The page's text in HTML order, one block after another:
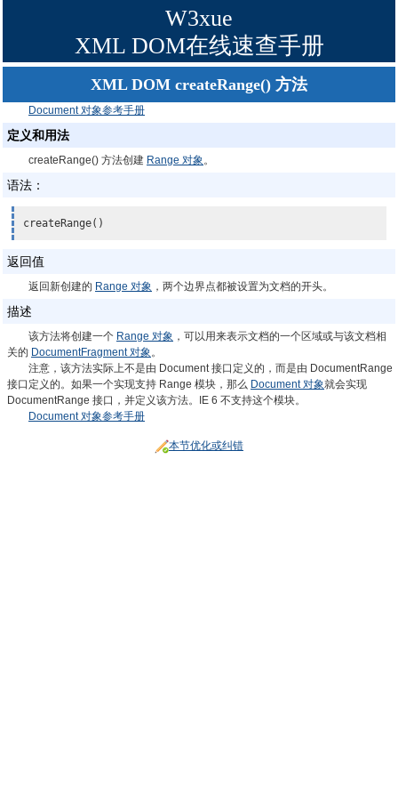
W3xue
XML DOM在线速查手册
XML DOM createRange() 方法
Document 对象参考手册
定义和用法
createRange() 方法创建 Range 对象。
语法：
createRange()
返回值
返回新创建的 Range 对象 ，两个边界点都被设置为文档的开头。
描述
该方法将创建一个 Range 对象 ，可以用来表示文档的一个区域或与该文档相
关的 DocumentFragment 对象。
注意，该方法实际上不是由 Document 接口定义的，而是由 DocumentRange
接口定义的。如果一个实现支持 Range 模块，那么 Document 对象就会实现
DocumentRange 接口，并定义该方法。IE 6 不支持这个模块。
Document 对象参考手册
本节优化或纠错